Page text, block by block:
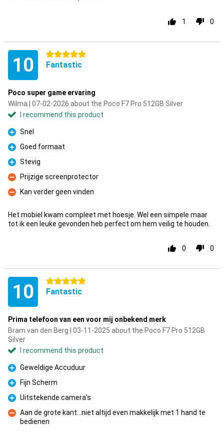
1 0
10 5 stars
Fantastic
Poco super game ervaring
Wilma | 07-02-2026 about the Poco F7 Pro 512GB Silver
I recommend this product
Pro
Snel
Pro
Goed formaat
Pro
Stevig
Con
Prijzige screenprotector
Con
Kan verder geen vinden
Het mobiel kwam compleet met hoesje. Wel een simpele maar
tot ik een leuke gevonden heb perfect om hem veilig te houden.
0 0
10 5 stars
Fantastic
Prima telefoon van een voor mij onbekend merk
Bram van den Berg | 03-11-2025 about the Poco F7 Pro 512GB
Silver
I recommend this product
Pro
Geweldige Accuduur
Pro
Fijn Scherm
Pro
Uitstekende camera's
Con
Aan de grote kant...niet altijd even makkelijk met 1 hand te
bedienen